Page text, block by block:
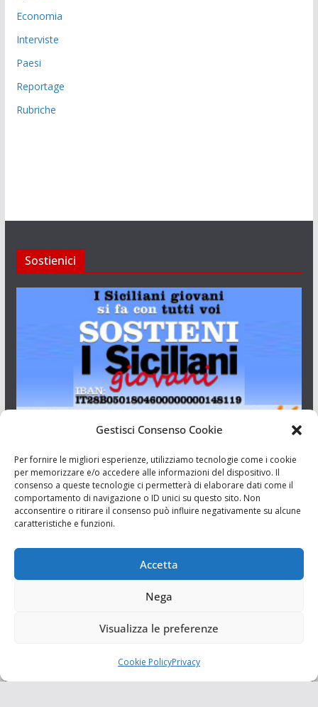
Gestisci Consenso Cookie
Per fornire le migliori esperienze, utilizziamo tecnologie come i cookie
per memorizzare e/o accedere alle informazioni del dispositivo. Il
consenso a queste tecnologie ci permetterà di elaborare dati come il
comportamento di navigazione o ID unici su questo sito. Non
acconsentire o ritirare il consenso può influire negativamente su alcune
caratteristiche e funzioni.
Accetta
Nega
Visualizza le preferenze
Cookie PolicyPrivacy
Economia
Interviste
Paesi
Reportage
Rubriche
Sostienici
Aut. del tribunale di Catania n.23/2011 del 20/09/2011 Dir.
Resp. Riccardo Orioles.
Associazione Culturale I Siciliani Giovani
via Randazzo 27 Catania
I Siciliani Giovani. Tutti i diritti riservati.
Tema:ColorMagdi ThemeGrill. Powered byWordPress.